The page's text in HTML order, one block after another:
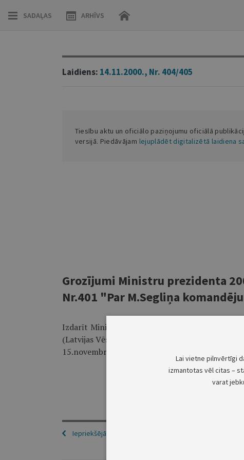
SADAĻAS ARHĪVS
Laidiens: 14.11.2000., Nr. 404/405
Tiesību aktu un oficiālo paziņojumu oficiālā
versijā. Piedāvājam lejuplādēt digitalizētā laidiena
Grozījumi Ministru prezidenta
Nr.401 "Par M.Segliņa
Izdarīt Ministru prezidenta 2000.gada
(Latvijas Vēstnesis, 2000, 399./400.nr.)
15.novembrim" ar vārdiem "no 12.novembra līdz
Iepriekšējā
Lai vietne pilnvērtīgi
izmantotas vēl citas –
varat